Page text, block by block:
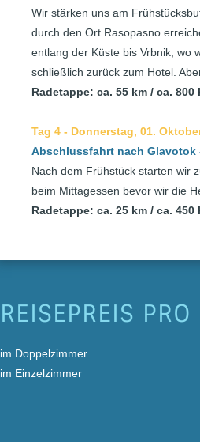
Wir stärken uns am
durch den Ort Rasopasno
entlang der Küste bis Vrbnik, wo
schließlich zurück zum Hotel.
Radetappe: ca. 55 km / ca. 800
Tag 4 - Donnerstag, 01.
Abschlussfahrt nach Glavotok
Nach dem Frühstück starten wir
beim Mittagessen bevor wir die
Radetappe: ca. 25 km / ca. 450
REISEPREIS PRO
im
im